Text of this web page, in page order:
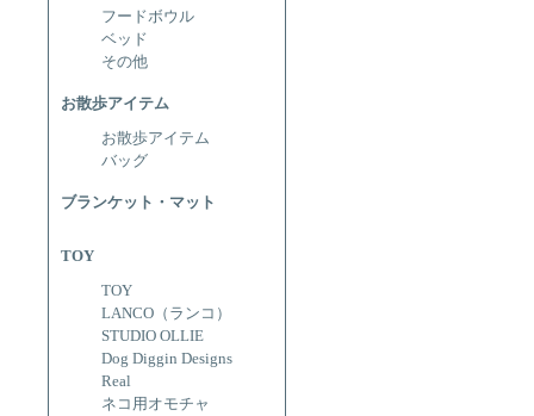
フードボウル
ベッド
その他
お散歩アイテム
お散歩アイテム
バッグ
ブランケット・マット
TOY
TOY
LANCO（ランコ）
STUDIO OLLIE
Dog Diggin Designs
Real
ネコ用オモチャ